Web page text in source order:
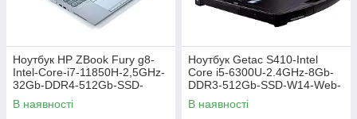
Ноутбук HP ZBook Fury g8-
Intel-Core-i7-11850H-2,5GHz-
32Gb-DDR4-512Gb-SSD-
W15.6-FHD-iPS-Web-NVIDIA
T1200 Laptop (4Gb)-(B)-Б/В
В наявності
Ноутбук Getac S410-Intel
Core i5-6300U-2.4GHz-8Gb-
DDR3-512Gb-SSD-W14-Web-
FHD-IPS-(4G Modem)-(B)-Б/В
В наявності